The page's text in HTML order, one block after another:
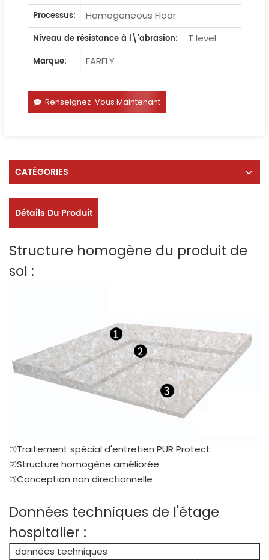
Processus:
Homogeneous Floor
Niveau de résistance à l\'abrasion:
T level
Marque:
FARFLY
Renseignez-Vous Maintenant
CATÉGORIES
Détails Du Produit
Structure homogène du produit de
sol :
①Traitement spécial d'entretien PUR Protect
②Structure homogène améliorée
③Conception non directionnelle
Données techniques de l'étage
hospitalier :
données techniques